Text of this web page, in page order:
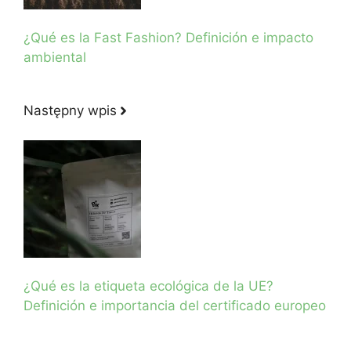
¿Qué es la Fast Fashion? Definición e impacto
ambiental
Następny wpis
¿Qué es la etiqueta ecológica de la UE?
Definición e importancia del certificado europeo